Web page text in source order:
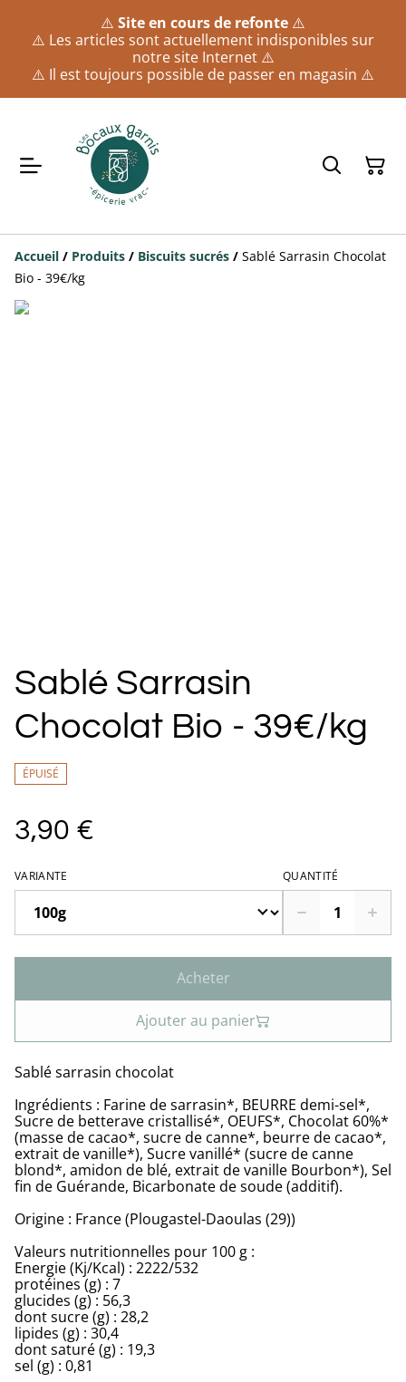
⚠️ Site en cours de refonte ⚠️
⚠️ Les articles sont actuellement indisponibles sur
notre site Internet ⚠️
⚠️ Il est toujours possible de passer en magasin ⚠️
Accueil / Produits / Biscuits sucrés / Sablé Sarrasin Chocolat
Bio - 39€/kg
Sablé Sarrasin
Chocolat Bio - 39€/kg
ÉPUISÉ
3,90 €
VARIANTE QUANTITÉ
Acheter
Ajouter au panier
Sablé sarrasin chocolat
Ingrédients : Farine de sarrasin*, BEURRE demi-sel*,
Sucre de betterave cristallisé*, OEUFS*, Chocolat 60%*
(masse de cacao*, sucre de canne*, beurre de cacao*,
extrait de vanille*), Sucre vanillé* (sucre de canne
blond*, amidon de blé, extrait de vanille Bourbon*), Sel
fin de Guérande, Bicarbonate de soude (additif).
Origine : France (Plougastel-Daoulas (29))
Valeurs nutritionnelles pour 100 g :
Energie (Kj/Kcal) : 2222/532
protéines (g) : 7
glucides (g) : 56,3
dont sucre (g) : 28,2
lipides (g) : 30,4
dont saturé (g) : 19,3
sel (g) : 0,81